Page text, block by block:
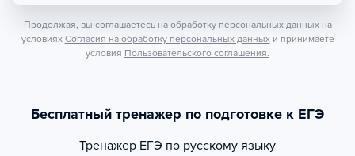
Продолжая, вы соглашаетесь на обработку персональных данных на
условиях Согласия на обработку персональных данных и принимаете
условия Пользовательского соглашения.
Бесплатный тренажер по подготовке к ЕГЭ
Тренажер ЕГЭ по русскому языку